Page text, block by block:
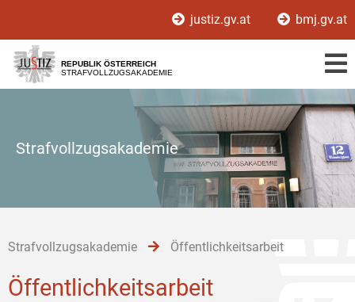
[1]
[2]
[3]
justiz.gv.at bmj.gv.at
REPUBLIK ÖSTERREICH
STRAFVOLLZUGSAKADEMIE
Strafvollzugsakademie
Strafvollzugsakademie Öffentlichkeitsarbeit
Öffentlichkeitsarbeit